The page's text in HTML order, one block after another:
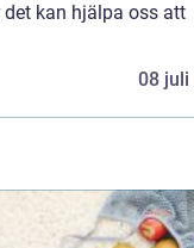
det kan hjälpa oss att
08 juli